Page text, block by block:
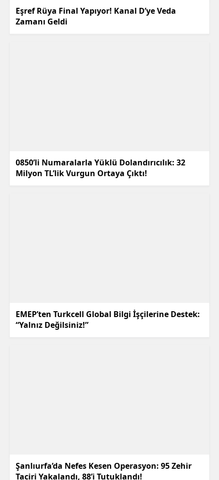
Eşref Rüya Final Yapıyor! Kanal D’ye Veda
Zamanı Geldi
0850’li Numaralarla Yüklü Dolandırıcılık: 32
Milyon TL’lik Vurgun Ortaya Çıktı!
EMEP’ten Turkcell Global Bilgi İşçilerine Destek:
“Yalnız Değilsiniz!”
Şanlıurfa’da Nefes Kesen Operasyon: 95 Zehir
Taciri Yakalandı, 88’i Tutuklandı!